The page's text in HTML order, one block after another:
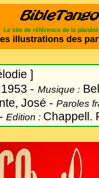
Le site de référence de la planète
illustrations des
]
1953 - Musique :
José - Paroles
- Edition : Chappell.